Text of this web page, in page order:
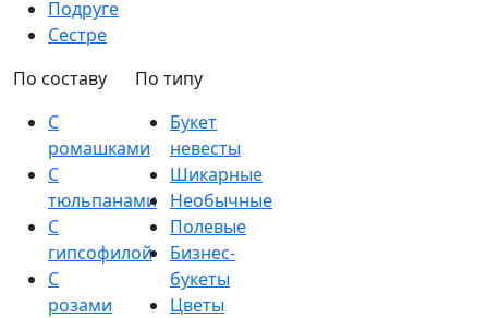
Подруге
Сестре
По составу
С
ромашками
С
тюльпанами
С
гипсофилой
С
розами
По типу
Букет
невесты
Шикарные
Необычные
Полевые
Бизнес-
букеты
Цветы